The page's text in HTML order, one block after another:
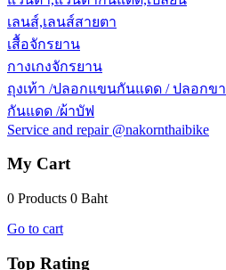
เลนส์,เลนส์สายตา
เสื้อจักรยาน
กางเกงจักรยาน
ถุงเท้า /ปลอกแขนกันแดด / ปลอกขา
กันแดด /ผ้าบัฟ
Service and repair @nakornthaibike
My Cart
0 Products 0 Baht
Go to cart
Top Rating